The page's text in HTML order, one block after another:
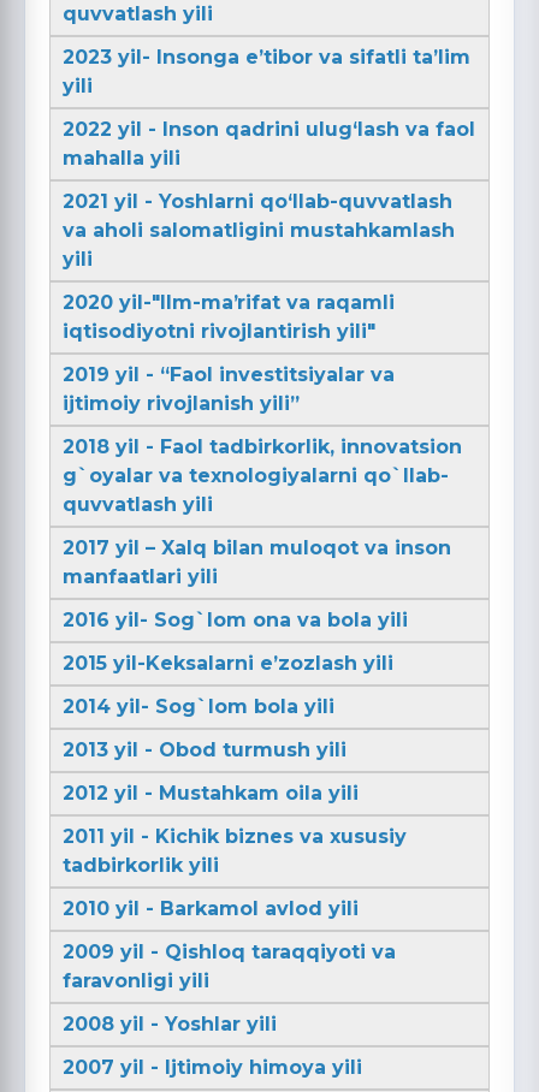
quvvatlash yili
2023 yil- Insonga e’tibor va sifatli ta’lim
yili
2022 yil - Inson qadrini ulug‘lash va faol
mahalla yili
2021 yil - Yoshlarni qo‘llab-quvvatlash
va aholi salomatligini mustahkamlash
yili
2020 yil-"Ilm-maʼrifat va raqamli
iqtisodiyotni rivojlantirish yili"
2019 yil - “Faol investitsiyalar va
ijtimoiy rivojlanish yili”
2018 yil - Faol tadbirkorlik, innovatsion
g`oyalar va texnologiyalarni qo`llab-
quvvatlash yili
2017 yil – Xalq bilan muloqot va inson
manfaatlari yili
2016 yil- Sog`lom ona va bola yili
2015 yil-Keksalarni e’zozlash yili
2014 yil- Sog`lom bola yili
2013 yil - Obod turmush yili
2012 yil - Mustahkam oila yili
2011 yil - Kichik biznes va xususiy
tadbirkorlik yili
2010 yil - Barkamol avlod yili
2009 yil - Qishloq taraqqiyoti va
faravonligi yili
2008 yil - Yoshlar yili
2007 yil - Ijtimoiy himoya yili